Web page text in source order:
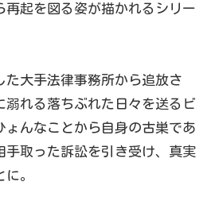
再起を図る姿が描かれるシリー
た大手法律事務所から追放さ
溺れる落ちぶれた日々を送るビ
ょんなことから自身の古巣であ
手取った訴訟を引き受け、真実
。